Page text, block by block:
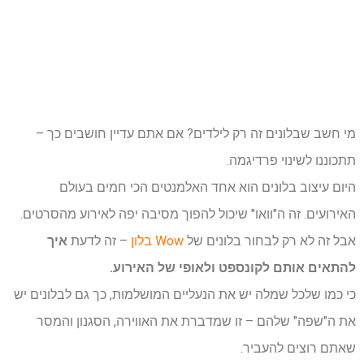
מי חשב שבלונים זה רק לילדים? אם אתם עדיין חושבים כך –
תתכוננו לשינוי פרדיגמה.
היום עיצוב בלונים הוא אחד האלמנטים הכי חמים בעולם
האירועים. זה ה"וואו" שיכול להפוך מסיבה יפה לאירוע מהסרטים.
אבל זה לא רק לבחור בלונים של Wow בלון – זה לדעת איך
להתאים אותם לקונספט ולאופי של האירוע.
כי כמו שלכל שמלה יש את הנעליים המושלמות, כך גם לבלונים יש
את ה"שפה" שלהם – זו שמדברת את האווירה, הסגנון והמסר
שאתם רוצים להעביר.